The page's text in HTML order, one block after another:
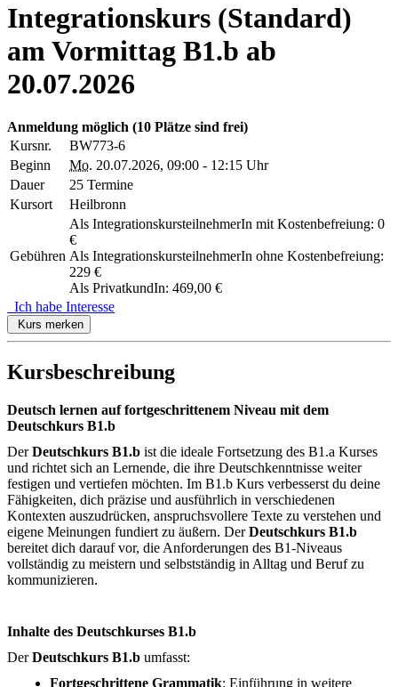
Integrationskurs (Standard)
am Vormittag B1.b ab
20.07.2026
Anmeldung möglich (10 Plätze sind frei)
Kursnr.
BW773-6
Beginn
Mo. 20.07.2026, 09:00 - 12:15 Uhr
Dauer
25 Termine
Kursort
Heilbronn
Gebühren
Als IntegrationskursteilnehmerIn mit Kostenbefreiung: 0
€
Als IntegrationskursteilnehmerIn ohne Kostenbefreiung:
229 €
Als PrivatkundIn: 469,00 €
Ich habe Interesse
Kurs merken
Kursbeschreibung
Deutsch lernen auf fortgeschrittenem Niveau mit dem
Deutschkurs B1.b
DerDeutschkurs B1.b ist die ideale Fortsetzung des B1.a Kurses
und richtet sich an Lernende, die ihre Deutschkenntnisse weiter
festigen und vertiefen möchten. Im B1.b Kurs verbesserst du deine
Fähigkeiten, dich präzise und ausführlich in verschiedenen
Kontexten auszudrücken, anspruchsvollere Texte zu verstehen und
eigene Meinungen fundiert zu äußern. DerDeutschkurs B1.b
bereitet dich darauf vor, die Anforderungen des B1-Niveaus
vollständig zu meistern und selbstständig in Alltag und Beruf zu
kommunizieren.
Inhalte des Deutschkurses B1.b
DerDeutschkurs B1.b umfasst:
Fortgeschrittene Grammatik: Einführung in weitere